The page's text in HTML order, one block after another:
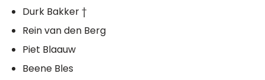
Durk Bakker †
Rein van den Berg
Piet Blaauw
Beene Bles